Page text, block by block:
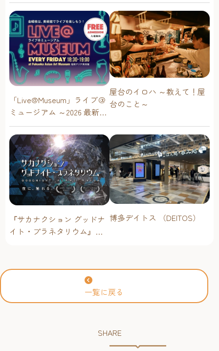
「Live@Museum」ライブ＠
ミュージアム ～2026 最新イ
ベントスケジュール！【福
岡アジア美術館】
屋台のイロハ ～教えて！屋
台のこと～
『サカナクション グッドナ
イト・プラネタリウム』が
2026年
博多デイトス （DEITOS）
一覧に戻る
SHARE